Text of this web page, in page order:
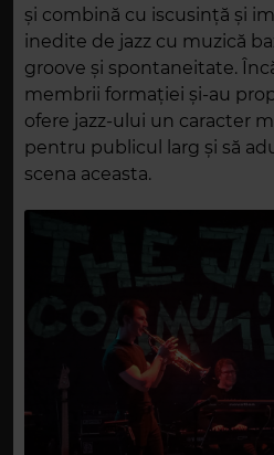
și combină cu iscusință și
inedite de jazz cu muzică
groove și spontaneitate.
membrii formației și-au
ofere jazz-ului un caracter
pentru publicul larg și să
scena aceasta.